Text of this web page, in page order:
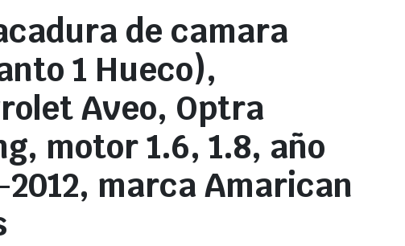
de camara
1 Hueco),
Aveo, Optra
motor 1.6, 1.8, año
2012, marca Amarican